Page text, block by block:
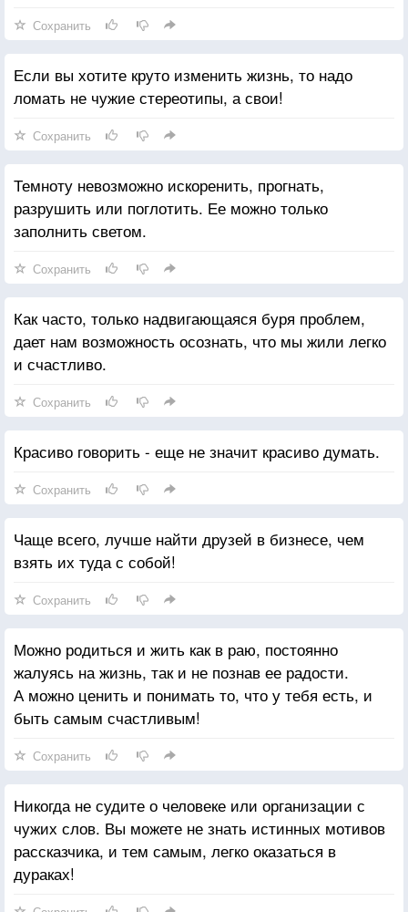
Сохранить
Если вы хотите круто изменить жизнь, то надо
ломать не чужие стереотипы, а свои!
Сохранить
Темноту невозможно искоренить, прогнать,
разрушить или поглотить. Ее можно только
заполнить светом.
Сохранить
Как часто, только надвигающаяся буря проблем,
дает нам возможность осознать, что мы жили легко
и счастливо.
Сохранить
Красиво говорить - еще не значит красиво думать.
Сохранить
Чаще всего, лучше найти друзей в бизнесе, чем
взять их туда с собой!
Сохранить
Можно родиться и жить как в раю, постоянно
жалуясь на жизнь, так и не познав ее радости.
А можно ценить и понимать то, что у тебя есть, и
быть самым счастливым!
Сохранить
Никогда не судите о человеке или организации с
чужих слов. Вы можете не знать истинных мотивов
рассказчика, и тем самым, легко оказаться в
дураках!